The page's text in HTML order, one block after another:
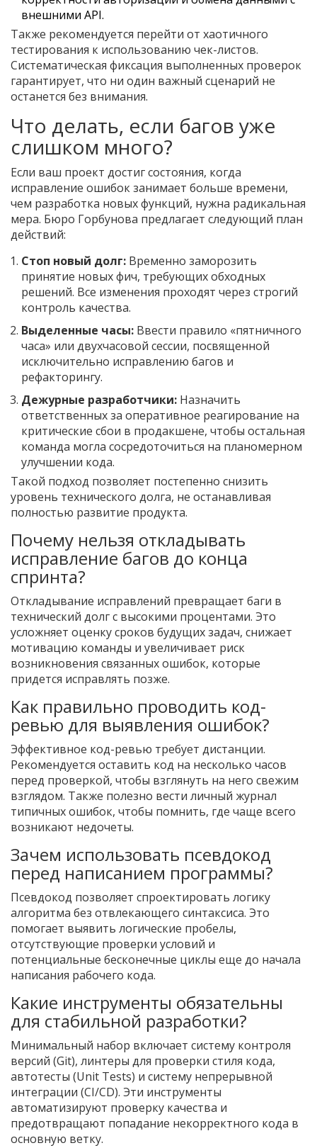
внешними API.
Также рекомендуется перейти от хаотичного
тестирования к использованию чек-листов.
Систематическая фиксация выполненных проверок
гарантирует, что ни один важный сценарий не
останется без внимания.
Что делать, если багов уже
слишком много?
Если ваш проект достиг состояния, когда
исправление ошибок занимает больше времени,
чем разработка новых функций, нужна радикальная
мера. Бюро Горбунова предлагает следующий план
действий:
Стоп новый долг: Временно заморозить
принятие новых фич, требующих обходных
решений. Все изменения проходят через строгий
контроль качества.
Выделенные часы: Ввести правило «пятничного
часа» или двухчасовой сессии, посвященной
исключительно исправлению багов и
рефакторингу.
Дежурные разработчики: Назначить
ответственных за оперативное реагирование на
критические сбои в продакшене, чтобы остальная
команда могла сосредоточиться на планомерном
улучшении кода.
Такой подход позволяет постепенно снизить
уровень технического долга, не останавливая
полностью развитие продукта.
Почему нельзя откладывать
исправление багов до конца
спринта?
Откладывание исправлений превращает баги в
технический долг с высокими процентами. Это
усложняет оценку сроков будущих задач, снижает
мотивацию команды и увеличивает риск
возникновения связанных ошибок, которые
придется исправлять позже.
Как правильно проводить код-
ревью для выявления ошибок?
Эффективное код-ревью требует дистанции.
Рекомендуется оставить код на несколько часов
перед проверкой, чтобы взглянуть на него свежим
взглядом. Также полезно вести личный журнал
типичных ошибок, чтобы помнить, где чаще всего
возникают недочеты.
Зачем использовать псевдокод
перед написанием программы?
Псевдокод позволяет спроектировать логику
алгоритма без отвлекающего синтаксиса. Это
помогает выявить логические пробелы,
отсутствующие проверки условий и
потенциальные бесконечные циклы еще до начала
написания рабочего кода.
Какие инструменты обязательны
для стабильной разработки?
Минимальный набор включает систему контроля
версий (Git), линтеры для проверки стиля кода,
автотесты (Unit Tests) и систему непрерывной
интеграции (CI/CD). Эти инструменты
автоматизируют проверку качества и
предотвращают попадание некорректного кода в
основную ветку.